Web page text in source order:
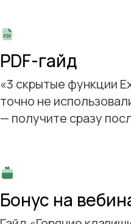
PDF-гайд
«3 скрытые функции
точно не
— получите сразу
Бонус на